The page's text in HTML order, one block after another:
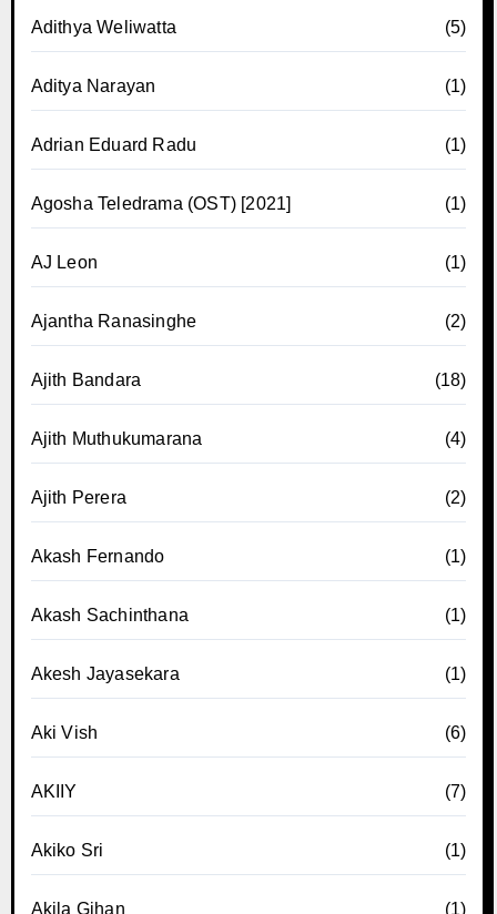
Adithya Weliwatta (5)
Aditya Narayan (1)
Adrian Eduard Radu (1)
Agosha Teledrama (OST) [2021] (1)
AJ Leon (1)
Ajantha Ranasinghe (2)
Ajith Bandara (18)
Ajith Muthukumarana (4)
Ajith Perera (2)
Akash Fernando (1)
Akash Sachinthana (1)
Akesh Jayasekara (1)
Aki Vish (6)
AKIIY (7)
Akiko Sri (1)
Akila Gihan (1)